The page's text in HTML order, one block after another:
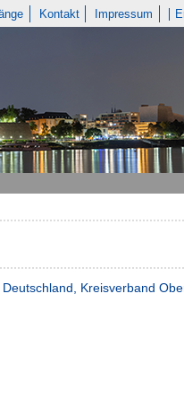
Kontakt Impressum
Kreisverband